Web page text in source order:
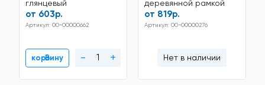
глянцевый
от 603р.
Артикул: 00-00000662
В корзину - +
деревянной рамкой
от 819р.
Артикул: 00-00000276
Нет в наличии